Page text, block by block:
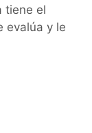
tiene el
evalúa y le